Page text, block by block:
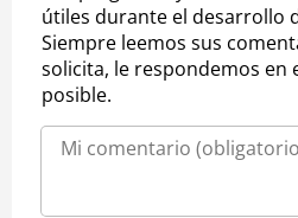
útiles durante el desarrollo
Siempre leemos sus
solicita, le respondemos en
posible.